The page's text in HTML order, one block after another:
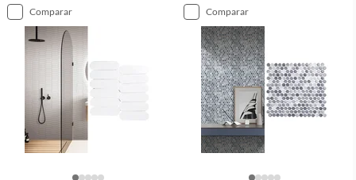
comparar comparar